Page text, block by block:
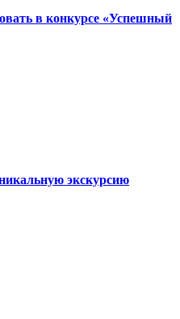
в конкурсе «Успешный
экскурсию